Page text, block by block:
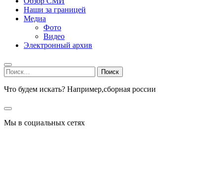
Наши за границей
Медиа
Фото
Видео
Электронный архив
Найти:
Что будем искать? Например,сборная россии
Мы в социальных сетях